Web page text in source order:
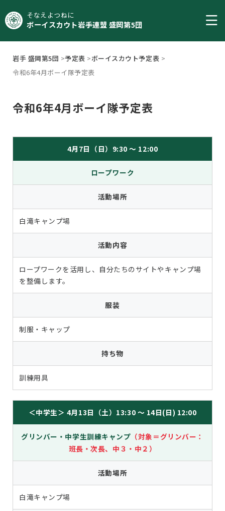
そなえよつねに
ボーイスカウト岩手連盟 盛岡第5団
岩手 盛岡第5団 >予定表 >ボーイスカウト予定表 >
令和6年4月ボーイ隊予定表
令和6年4月ボーイ隊予定表
4月7日（日）9:30 ～ 12:00
ロープワーク
活動場所
白滝キャンプ場
活動内容
ロープワークを活用し、自分たちのサイトやキャンプ場
を整備します。
服装
制服・キャップ
持ち物
訓練用具
＜中学生＞ 4月13日（土）13:30 ～ 14日(日) 12:00
グリンバー・中学生訓練キャンプ （対象＝グリンバー：
班長・次長、中３・中２）
活動場所
白滝キャンプ場